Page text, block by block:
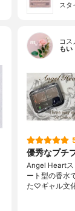
スタ
コス
もい
優秀なプチ
Angel Heartス
ート型の香水
た♡ギャル文